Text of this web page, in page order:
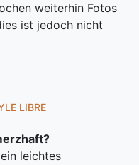
weiterhin Fotos
ist jedoch nicht
LIBRE
leichtes